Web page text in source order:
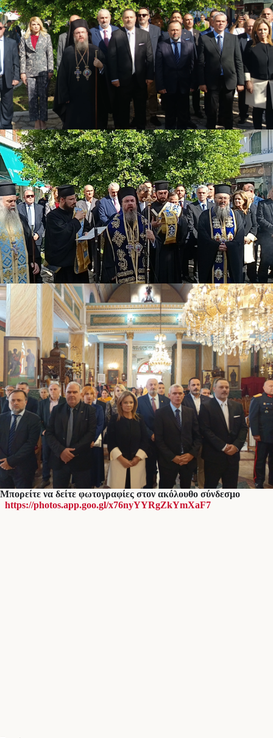
Μπορείτε να δείτε φωτογραφίες στον ακόλουθο σύνδεσμο
https://photos.app.goo.gl/x76nyYYRgZkYmXaF7